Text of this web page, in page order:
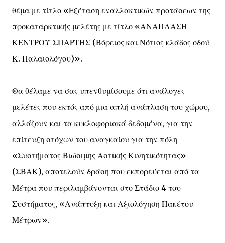
θέμα με τίτλο «Εξέταση εναλλακτικών προτάσεων της
προκαταρκτικής μελέτης με τίτλο «ΑΝΑΠΛΑΣΗ
ΚΕΝΤΡΟΥ ΣΠΑΡΤΗΣ (Βόρειος και Νότιος κλάδος οδού
Κ. Παλαιολόγου)».
Θα θέλαμε να σας υπενθυμίσουμε ότι ανάλογες
μελέτες που εκτός από μια απλή ανάπλαση του χώρου,
αλλάζουν και τα κυκλοφοριακά δεδομένα, για την
επίτευξη στόχων του αναγκαίου για την πόλη
«Συστήματος Βιώσιμης Αστικής Κινητικότητας»
(ΣΒΑΚ), αποτελούν δράση που εκπορεύεται από τα
Μέτρα που περιλαμβάνονται στο Στάδιο 4 του
Συστήματος, «Ανάπτυξη και Αξιολόγηση Πακέτου
Μέτρων».